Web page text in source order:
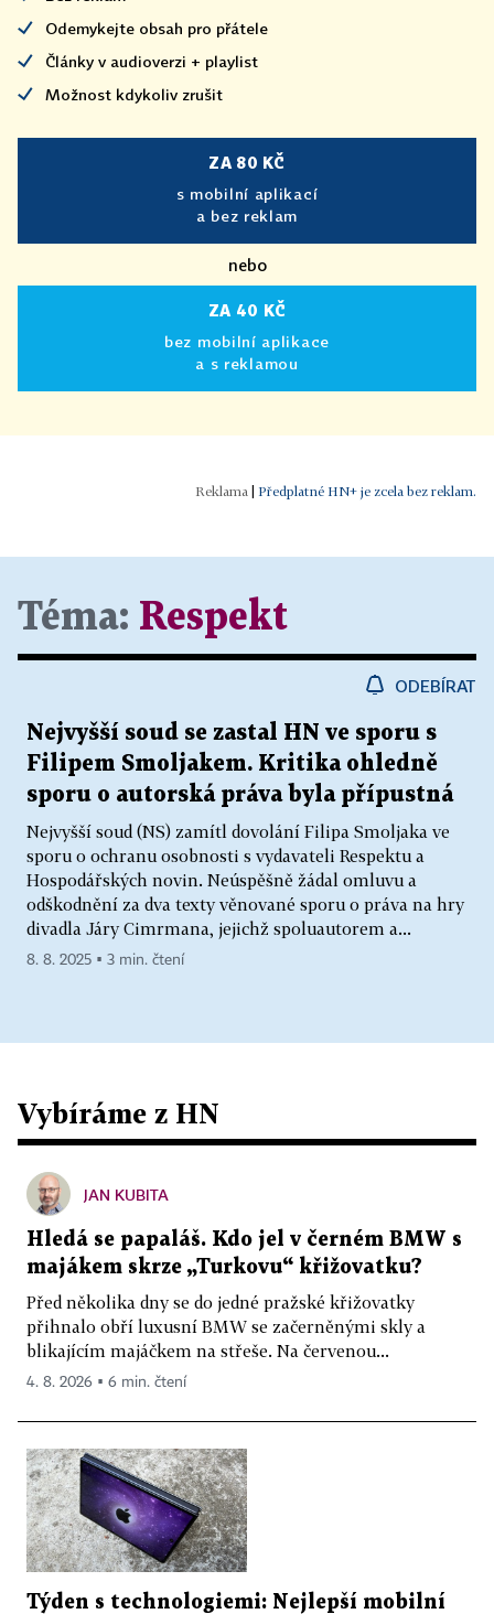
Odemykejte obsah pro přátele
Články v audioverzi + playlist
Možnost kdykoliv zrušit
ZA 80 KČ
s mobilní aplikací
a bez reklam
nebo
ZA 40 KČ
bez mobilní aplikace
a s reklamou
Předplatné HN+ je zcela bez reklam.
Téma: Respekt
ODEBÍRAT
Nejvyšší soud se zastal HN ve sporu s
Filipem Smoljakem. Kritika ohledně
sporu o autorská práva byla přípustná
Nejvyšší soud (NS) zamítl dovolání Filipa Smoljaka ve
sporu o ochranu osobnosti s vydavateli Respektu a
Hospodářských novin. Neúspěšně žádal omluvu a
odškodnění za dva texty věnované sporu o práva na hry
divadla Járy Cimrmana, jejichž spoluautorem a...
8. 8. 2025 ▪ 3 min. čtení
Vybíráme z HN
JAN KUBITA
Hledá se papaláš. Kdo jel v černém BMW s
majákem skrze „Turkovu“ křižovatku?
Před několika dny se do jedné pražské křižovatky
přihnalo obří luxusní BMW se začerněnými skly a
blikajícím majáčkem na střeše. Na červenou...
4. 8. 2026 ▪ 6 min. čtení
Týden s technologiemi: Nejlepší mobilní